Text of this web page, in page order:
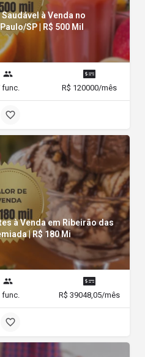
à Venda no
SP | R$ 500 Mil
func. R$ 120000/mês
à Venda em Ribeirão das
| R$ 180 Mi
func. R$ 39048,05/mês